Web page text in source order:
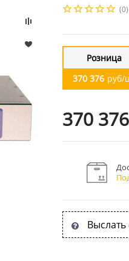
(0)
Розница
370 376 руб/
370